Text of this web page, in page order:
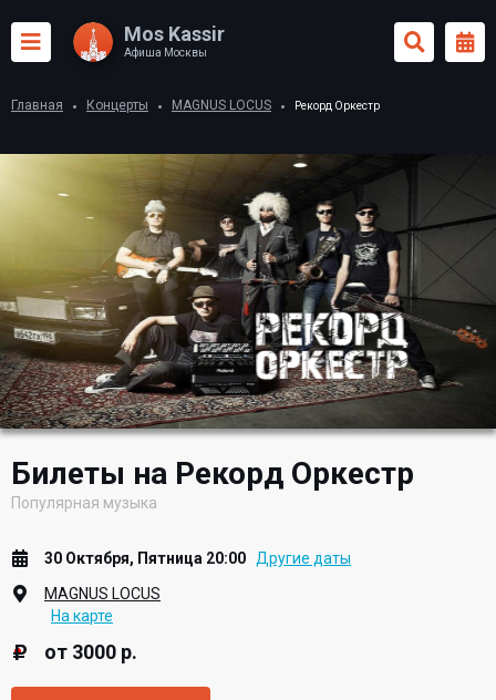
Mos Kassir
Афиша Москвы
Главная Концерты MAGNUS LOCUS Рекорд Оркестр
Билеты на Рекорд Оркестр
Популярная музыка
30 Октября, Пятница 20:00
Другие даты
MAGNUS LOCUS
На карте
от 3000 р.